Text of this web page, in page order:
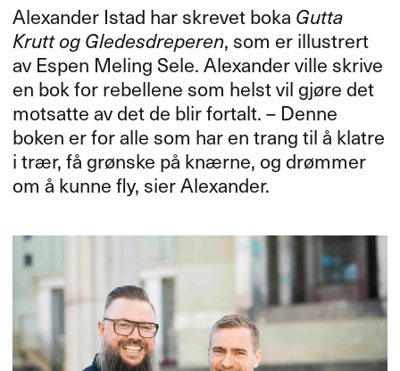
Alexander Istad har skrevet boka Gutta
Krutt og Gledesdreperen, som er illustrert
av Espen Meling Sele. Alexander ville skrive
en bok for rebellene som helst vil gjøre det
motsatte av det de blir fortalt. – Denne
boken er for alle som har en trang til å klatre
i trær, få grønske på knærne, og drømmer
om å kunne fly, sier Alexander.